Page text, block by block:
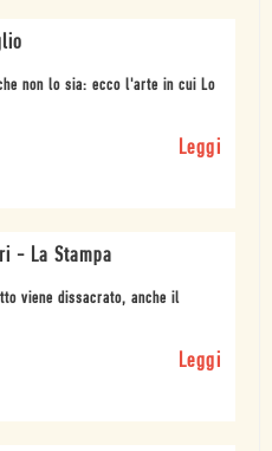
non lo sia: ecco l'arte in cui Lo
Leggi
- La Stampa
viene dissacrato, anche il
Leggi